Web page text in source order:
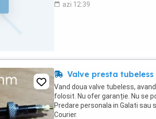
azi 12:39
Valve presta tubeless
Vand doua valve tubeless,
folosit. Nu ofer garanție. Nu se
Predare personala in Galati sau
Courier.